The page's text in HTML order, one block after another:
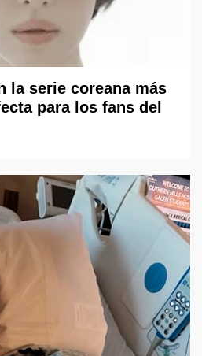
la serie coreana más
para los fans del